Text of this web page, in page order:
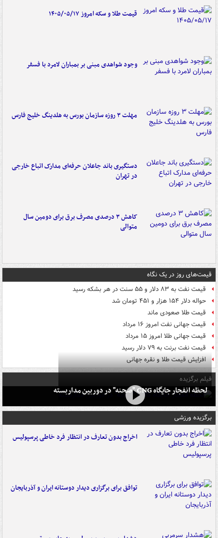
قیمت طلا و سکه امروز ۱۴۰۵/۰۵/۱۷
وجود شواهدی مبنی بر بمباران لامرد با فسفر
مهلت ۳ روزه سازمان بورس به هلدینگ خلیج فارس
دستگیری باند جاعلان حرفه‌ای مدارک اتباع خارجی
در تهران
کاهش ۳ درصدی مصرف برق برای دومین سال
متوالی
قیمت‌های روز در یک نگاه
قیمت نفت به ۸۳ دلار و ۵۵ سنت در هر بشکه رسید
حواله دلار ۱۵۴ هزار و ۴۵۱ تومان شد
قیمت طلا صعودی ماند
قیمت جهانی نفت امروز ۱۶ مرداد
قیمت جهانی طلا امروز ۱۵ مرداد
قیمت نفت برنت به ۷۹ دلار رسید
افزایش قیمت طلا و نقره جهانی
فیلم برگزیده
لحظه انفجار جایگاه CNG "صحنه" در دوربین مداربسته
برگزیده ورزشی
اخراج بدون تعارف در انتظار فرد خاطی پرسپولیس
توافق برای برگزاری دیدار دوستانه ایران و آذربایجان